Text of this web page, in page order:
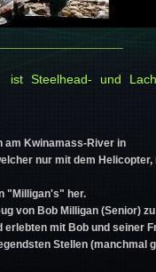
Steelhead- und
am Kwinamass-River in
nur mit dem Helicopter,
"Milligan's" her.
von Bob Milligan (Senior)
erlebten mit Bob und seiner
Stellen (manchmal